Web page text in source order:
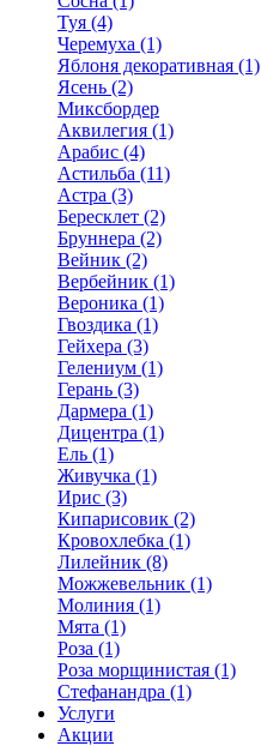
Туя (4)
Черемуха (1)
Яблоня декоративная (1)
Ясень (2)
Миксбордер
Аквилегия (1)
Арабис (4)
Астильба (11)
Астра (3)
Бересклет (2)
Бруннера (2)
Вейник (2)
Вербейник (1)
Вероника (1)
Гвоздика (1)
Гейхера (3)
Гелениум (1)
Герань (3)
Дармера (1)
Дицентра (1)
Ель (1)
Живучка (1)
Ирис (3)
Кипарисовик (2)
Кровохлебка (1)
Лилейник (8)
Можжевельник (1)
Молиния (1)
Мята (1)
Роза (1)
Роза морщинистая (1)
Стефанандра (1)
Услуги
Акции